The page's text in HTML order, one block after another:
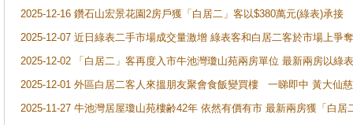
2025-12-16 鑽石山宏景花園2房戶獲「白居二」客以$380萬元(綠表)承接
2025-12-07 近日綠表二手市場成交量激增 綠表客和白居二客於市場上
2025-12-02 「白居二」客再度入市牛池灣瓊山苑兩房單位 最新兩房以綠
2025-12-01 外區白居二客人來搵朋友聚會食飯變買樓 一睇即中 黃大仙
2025-11-27 牛池灣居屋瓊山苑樓齢42年 依然有價有市 最新兩房獲「白居